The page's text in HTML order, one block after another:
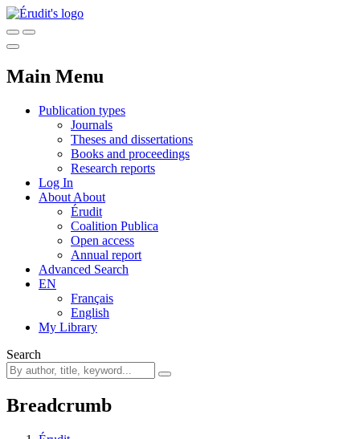
Main Menu
Publication types
Journals
Theses and dissertations
Books and proceedings
Research reports
Log In
About About
Érudit
Coalition Publica
Open access
Annual report
Advanced Search
EN
Français
English
My Library
Search
Breadcrumb